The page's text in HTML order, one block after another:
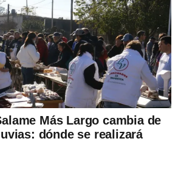
Más Largo cambia de
dónde se realizará